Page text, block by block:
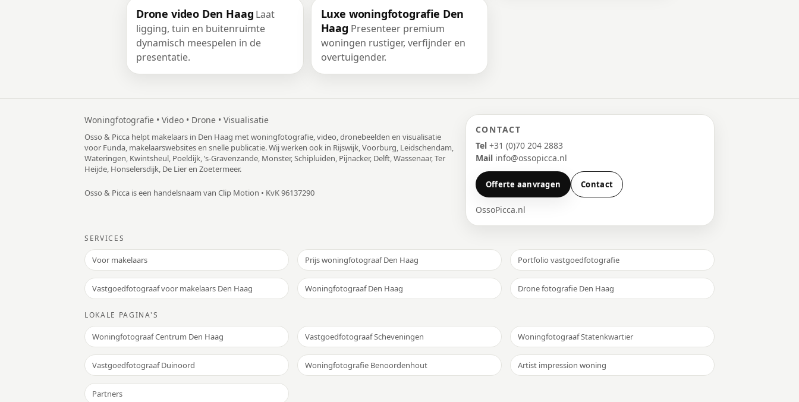
Drone video Den Haag Laat
ligging, tuin en buitenruimte
dynamisch meespelen in de
presentatie.
Luxe woningfotografie Den
Haag Presenteer premium
woningen rustiger, verfijnder en
overtuigender.
Woningfotografie • Video • Drone • Visualisatie
Osso & Picca helpt makelaars in Den Haag met woningfotografie, video, dronebeelden en visualisatie
voor Funda, makelaarswebsites en snelle publicatie. Wij werken ook in Rijswijk, Voorburg, Leidschendam,
Wateringen, Kwintsheul, Poeldijk, ’s-Gravenzande, Monster, Schipluiden, Pijnacker, Delft, Wassenaar, Ter
Heijde, Honselersdijk, De Lier en Zoetermeer.
Osso & Picca is een handelsnaam van Clip Motion • KvK 96137290
CONTACT
Tel+31 (0)70 204 2883
Mailinfo@ossopicca.nl
Offerte aanvragen Contact
OssoPicca.nl
SERVICES
Voor makelaars Prijs woningfotograaf Den Haag Portfolio vastgoedfotografie
Vastgoedfotograaf voor makelaars Den Haag Woningfotograaf Den Haag Drone fotografie Den Haag
LOKALE PAGINA'S
Woningfotograaf Centrum Den Haag Vastgoedfotograaf Scheveningen Woningfotograaf Statenkwartier
Vastgoedfotograaf Duinoord Woningfotografie Benoordenhout Artist impression woning
Partners